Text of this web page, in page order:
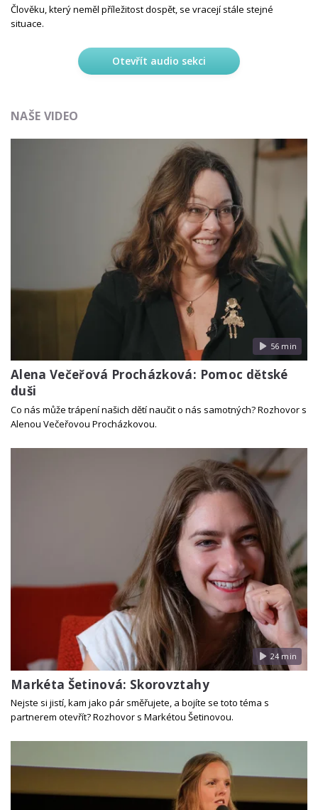
Člověku, který neměl příležitost dospět, se vracejí stále stejné
situace.
Otevřít audio sekci
NAŠE VIDEO
56 min
Alena Večeřová Procházková: Pomoc dětské
duši
Co nás může trápení našich dětí naučit o nás samotných? Rozhovor s
Alenou Večeřovou Procházkovou.
24 min
Markéta Šetinová: Skorovztahy
Nejste si jistí, kam jako pár směřujete, a bojíte se toto téma s
partnerem otevřít? Rozhovor s Markétou Šetinovou.